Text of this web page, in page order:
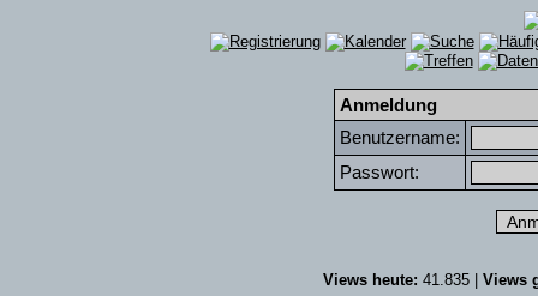
Anmeldung
Benutzername:
Passwort:
Views heute: 41.835 | Views